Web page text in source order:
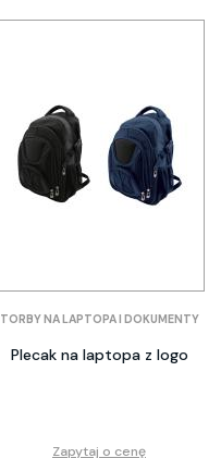
TORBY NA LAPTOPA I DOKUMENTY
Plecak na laptopa z logo
Zapytaj o cenę